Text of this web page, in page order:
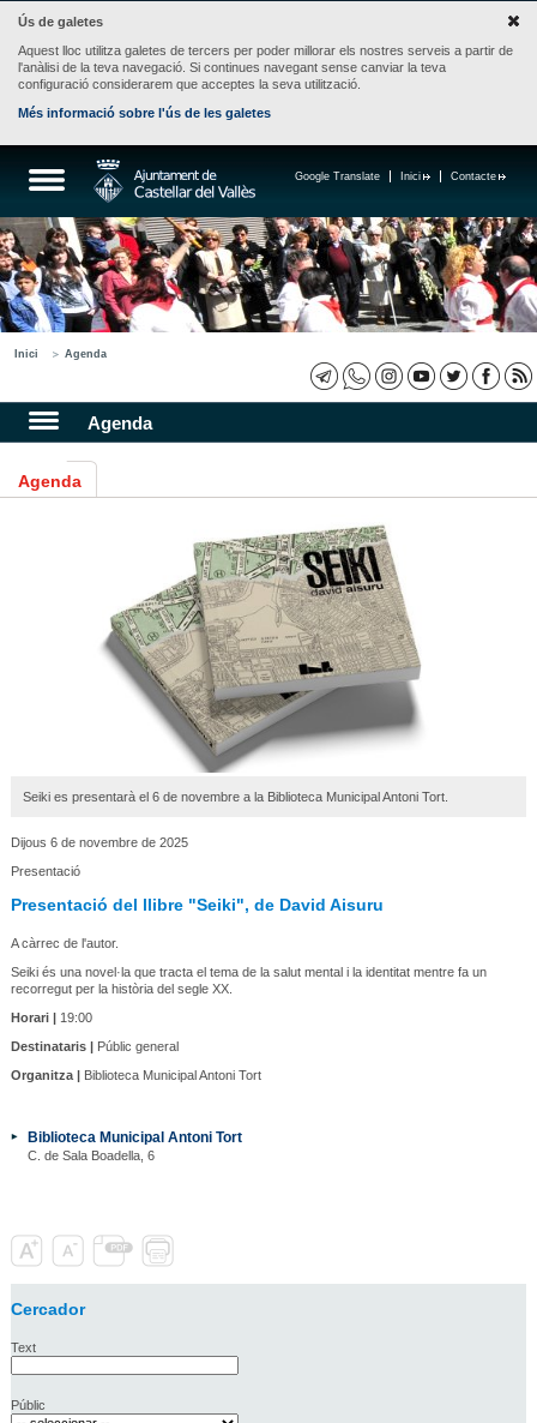
Ús de galetes
Aquest lloc utilitza galetes de tercers per poder millorar els nostres serveis a partir de
l'anàlisi de la teva navegació. Si continues navegant sense canviar la teva
configuració considerarem que acceptes la seva utilització.
Més informació sobre l'ús de les galetes
Contacte
Inici
Google Translate
Inici Agenda
Agenda
Agenda
Seiki es presentarà el 6 de novembre a la Biblioteca Municipal Antoni Tort.
Dijous 6 de novembre de 2025
Presentació
Presentació del llibre "Seiki", de David Aisuru
A càrrec de l'autor.
Seiki és una novel·la que tracta el tema de la salut mental i la identitat mentre fa un
recorregut per la història del segle XX.
Horari |19:00
Destinataris |Públic general
Organitza |Biblioteca Municipal Antoni Tort
Biblioteca Municipal Antoni Tort
C. de Sala Boadella, 6
Cercador
Text
Públic